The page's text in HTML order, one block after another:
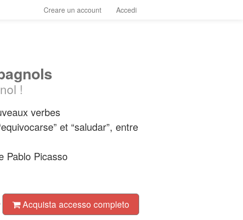
Creare un account Accedi
!
verbes
et “saludar”, entre
Pablo Picasso
Acquista accesso completo